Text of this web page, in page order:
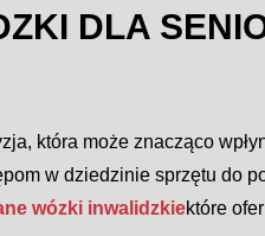
DLA
która może znacząco
w dziedzinie sprzętu do
wózki inwalidzkiektóre